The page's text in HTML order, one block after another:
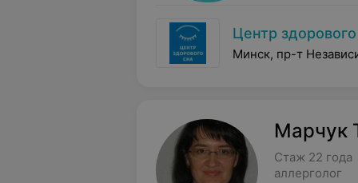
Центр
Минск, пр-т
Марчук
Стаж 22 года
аллерголог